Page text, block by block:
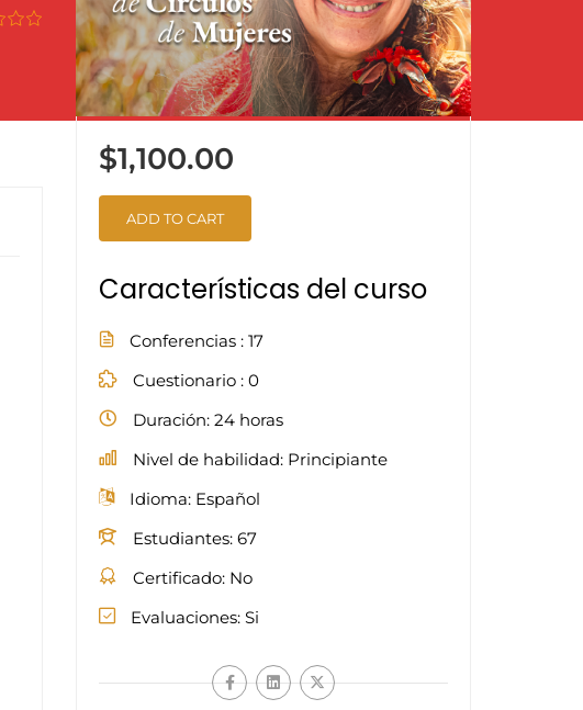
$1,100.00
ADD TO CART
Características del curso
Conferencias 17
Cuestionario 0
Duración 24 horas
Nivel de habilidad Principiante
Idioma Español
Estudiantes 67
Certificado No
Evaluaciones Si